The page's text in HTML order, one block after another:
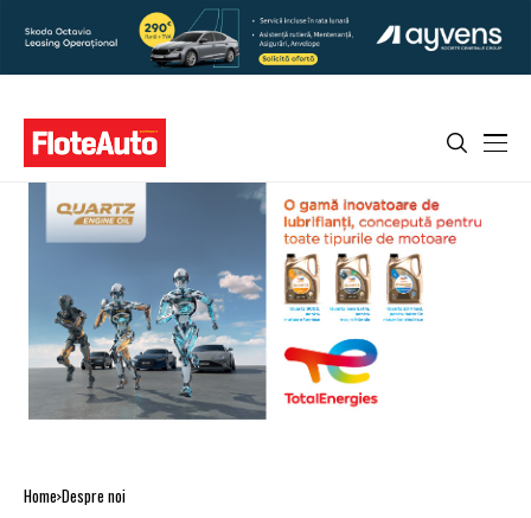
Home Despre noi